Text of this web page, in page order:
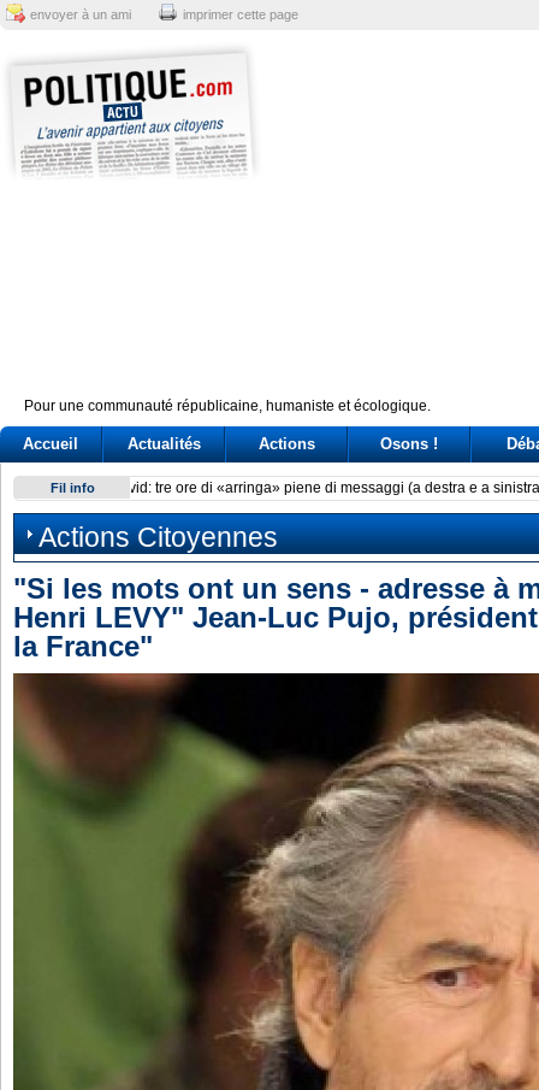
envoyer à un ami imprimer cette page
Pour une communauté républicaine, humaniste et écologique.
Accueil Actualités Actions Osons !
Fil info Delmastro, chat oscurate. Tre ricorsi alla Consulta per
Actions Citoyennes
"Si les mots ont un sens - adresse à
Henri LEVY" Jean-Luc Pujo,
la France"